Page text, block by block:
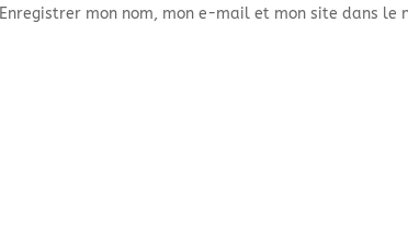
Enregistrer mon nom, mon e-mail et mon site dans le